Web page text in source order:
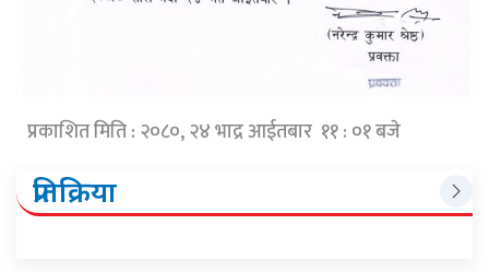
प्रकाशित मिति : २०८०, २४ भाद्र आईतबार ११ : ०१ बजे
प्रतिक्रिया